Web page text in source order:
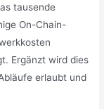
tausende
On-Chain-
Ergänzt wird dies
erlaubt und